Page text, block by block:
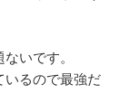
いです。
いるので最強だ